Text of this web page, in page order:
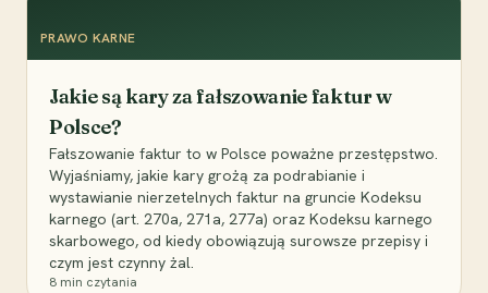
PRAWO KARNE
Jakie są kary za fałszowanie faktur w
Polsce?
Fałszowanie faktur to w Polsce poważne przestępstwo.
Wyjaśniamy, jakie kary grożą za podrabianie i
wystawianie nierzetelnych faktur na gruncie Kodeksu
karnego (art. 270a, 271a, 277a) oraz Kodeksu karnego
skarbowego, od kiedy obowiązują surowsze przepisy i
czym jest czynny żal.
8 min czytania